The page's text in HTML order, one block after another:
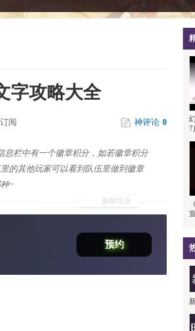
字攻略大全
阅 神评论 0
新闻导语
息栏中有一个徽章积分，如若徽章积分
的其他玩家可以看到队伍里做到徽章
~
预约
7